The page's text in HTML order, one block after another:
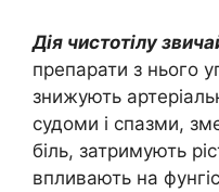
Дія чистотілу
препарати з нього
знижують
судоми і спазми,
біль, затримують
впливають на